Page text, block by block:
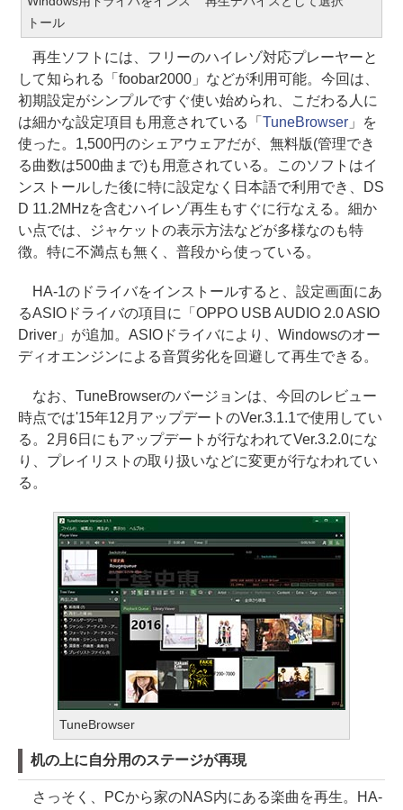
トール
再生ソフトには、フリーのハイレゾ対応プレーヤーと
して知られる「foobar2000」などが利用可能。今回は、
初期設定がシンプルですぐ使い始められ、こだわる人に
は細かな設定項目も用意されている「 TuneBrowser」を
使った。1,500円のシェアウェアだが、無料版(管理でき
る曲数は500曲まで)も用意されている。このソフトはイ
ンストールした後に特に設定なく日本語で利用でき、DS
D 11.2MHzを含むハイレゾ再生もすぐに行なえる。細か
い点では、ジャケットの表示方法などが多様なのも特
徴。特に不満点も無く、普段から使っている。
HA-1のドライバをインストールすると、設定画面にあ
るASIOドライバの項目に「OPPO USB AUDIO 2.0 ASIO
Driver」が追加。ASIOドライバにより、Windowsのオー
ディオエンジンによる音質劣化を回避して再生できる。
なお、TuneBrowserのバージョンは、今回のレビュー
時点では'15年12月アップデートのVer.3.1.1で使用してい
る。2月6日にもアップデートが行なわれてVer.3.2.0にな
り、プレイリストの取り扱いなどに変更が行なわれてい
る。
TuneBrowser
机の上に自分用のステージが再現
さっそく、PCから家のNAS内にある楽曲を再生。HA-